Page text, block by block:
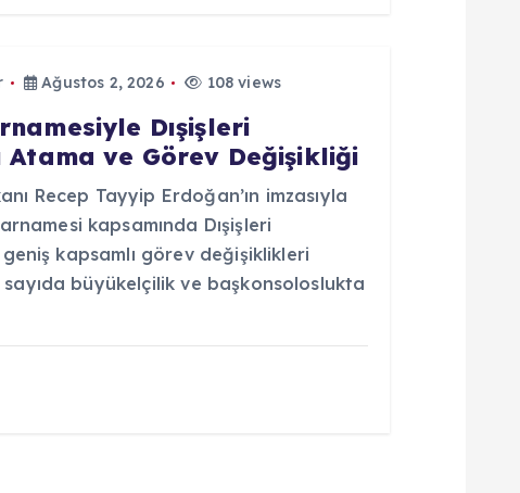
Ağustos 2, 2026 108 views
Dışişleri
Atama ve Görev Değişikliği
Recep Tayyip Erdoğan’ın imzasıyla
kapsamında Dışişleri
geniş kapsamlı görev değişiklikleri
büyükelçilik ve başkonsoloslukta